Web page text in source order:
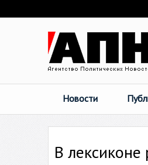
Новости
В